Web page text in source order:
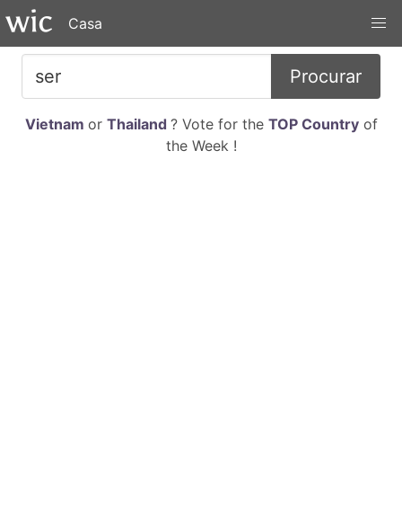
Casa
Procurar
Vietnam or Thailand ? Vote for the TOP Countryof
the Week !